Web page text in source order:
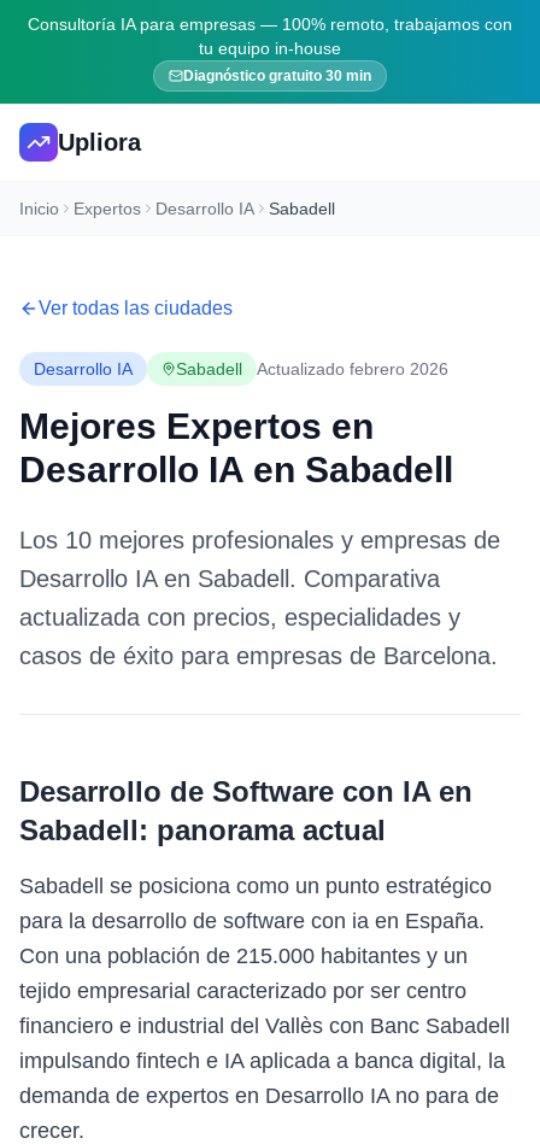
Consultoría IA para empresas — 100% remoto, trabajamos con
tu equipo in-house
Diagnóstico gratuito 30 min
Upliora
Inicio Expertos Desarrollo IA Sabadell
Ver todas las ciudades
Desarrollo IA Sabadell Actualizado febrero 2026
Mejores Expertos en
Desarrollo IA en Sabadell
Los 10 mejores profesionales y empresas de
Desarrollo IAen Sabadell . Comparativa
actualizada con precios, especialidades y
casos de éxito para empresas de Barcelona.
Desarrollo de Software con IAen
Sabadell: panorama actual
Sabadell se posiciona como un punto estratégico
para la desarrollo de software con ia en España.
Con una población de 215.000 habitantes y un
tejido empresarial caracterizado por ser centro
financiero e industrial del Vallès con Banc Sabadell
impulsando fintech e IA aplicada a banca digital, la
demanda de expertos en Desarrollo IA no para de
crecer.